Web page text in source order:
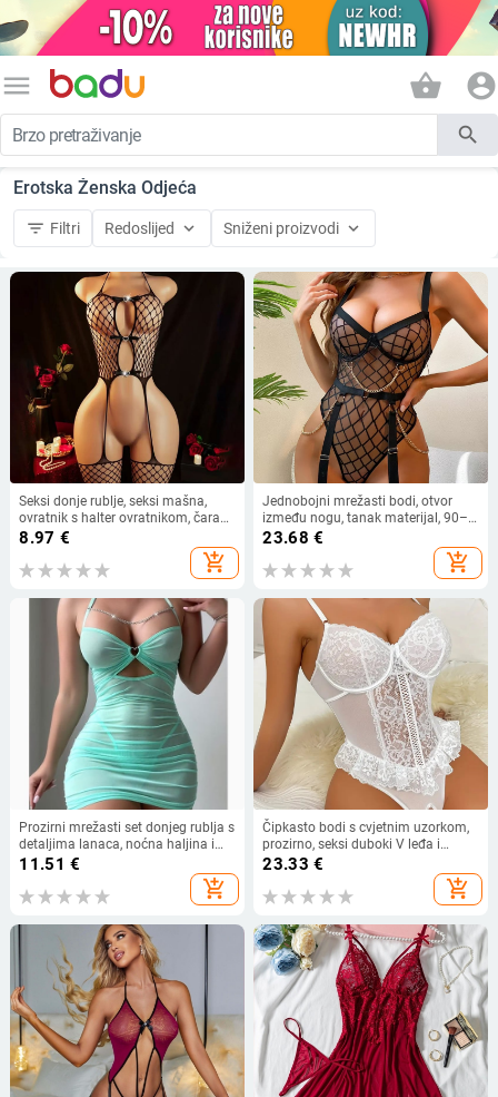
menu shopping_basket account_circle
search
Erotska Ženska Odjeća
filter_list Filtri Redoslijed keyboard_arrow_down Sniženi proizvodi keyboard_arrow_down
Seksi donje rublje, seksi mašna,
ovratnik s halter ovratnikom, čarape
s tregerima, prozirno jednodijelno
8.97 €
add_shopping_cart
Jednobojni mrežasti bodi, otvor
između nogu, tanak materijal, 90–
95% poliestera, gustoća tkanine
23.68 €
add_shopping_cart
Prozirni mrežasti set donjeg rublja s
detaljima lanaca, noćna haljina i
tanga
11.51 €
add_shopping_cart
Čipkasto bodi s cvjetnim uzorkom,
prozirno, seksi duboki V leđa i
izloženi pubični dio — poliester 95–
100%, tanka tkanina 121–140
g/m2, porijeklo Foshan, proljeće
23.33 €
add_shopping_cart